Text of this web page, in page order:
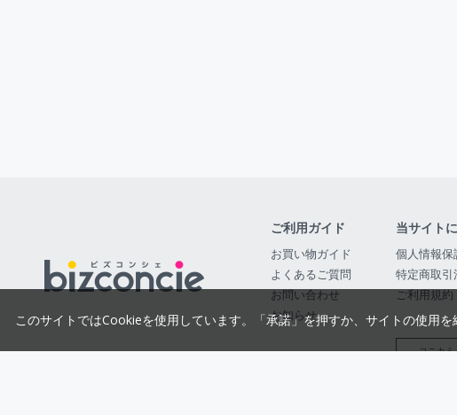
ご利用ガイド
お買い物ガイド
よくあるご質問
お問い合わせ
お知らせ
当サイト
個人情報保
特定商取
ご利用規約
コニカミ
このサイトではCookieを使用しています。「承諾」を押すか、サイトの使用